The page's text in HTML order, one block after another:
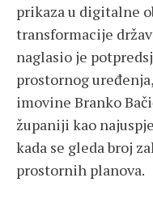
prikaza u digitalne
transformacije
naglasio je
prostornog
imovine Branko
županiji kao
kada se gleda broj
prostornih planova.